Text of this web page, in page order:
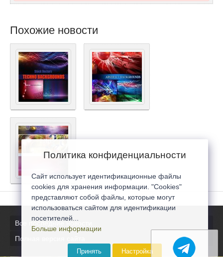
Похожие новости
Все последние новости
Полная версия сайта
Политика конфиденциальности
Сайт использует идентификационные файлы
cookies для хранения информации. "Cookies"
представляют собой файлы, которые могут
использоваться сайтом для идентификации
посетителей...
Больше информации
Принять Настройка